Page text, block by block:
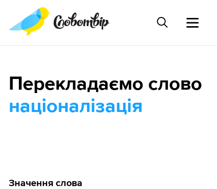
Значення слова
Перекладаємо слово
націоналізація